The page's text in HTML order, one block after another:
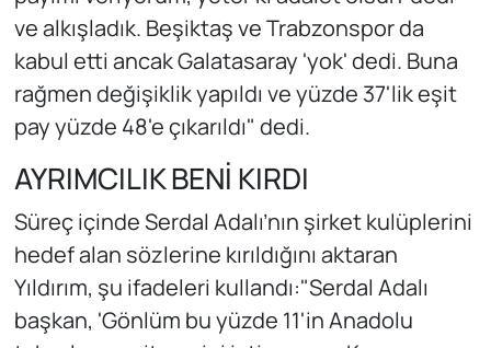
ve alkışladık. Beşiktaş ve Trabzonspor da
kabul etti ancak Galatasaray 'yok' dedi. Buna
rağmen değişiklik yapıldı ve yüzde 37'lik eşit
pay yüzde 48'e çıkarıldı" dedi.
AYRIMCILIK BENİ KIRDI
Süreç içinde Serdal Adalı’nın şirket kulüplerini
hedef alan sözlerine kırıldığını aktaran
Yıldırım, şu ifadeleri kullandı:"Serdal Adalı
başkan, 'Gönlüm bu yüzde 11'in Anadolu